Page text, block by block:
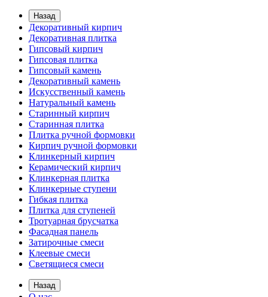
Назад
Декоративный кирпич
Декоративная плитка
Гипсовый кирпич
Гипсовая плитка
Гипсовый камень
Декоративный камень
Искусственный камень
Натуральный камень
Старинный кирпич
Старинная плитка
Плитка ручной формовки
Кирпич ручной формовки
Клинкерный кирпич
Керамический кирпич
Клинкерная плитка
Клинкерные ступени
Гибкая плитка
Плитка для ступеней
Тротуарная брусчатка
Фасадная панель
Затирочные смеси
Клеевые смеси
Светящиеся смеси
Назад